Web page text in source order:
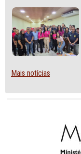
Mais notícias